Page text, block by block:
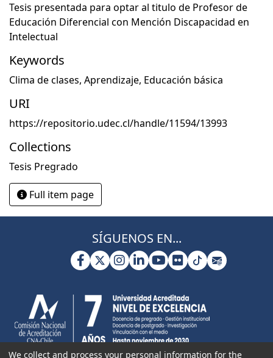
Tesis presentada para optar al titulo de Profesor de
Educación Diferencial con Mención Discapacidad en
Intelectual
Keywords
Clima de clases, Aprendizaje, Educación básica
URI
https://repositorio.udec.cl/handle/11594/13993
Collections
Tesis Pregrado
Full item page
SÍGUENOS EN...
We collect and process your personal information for the